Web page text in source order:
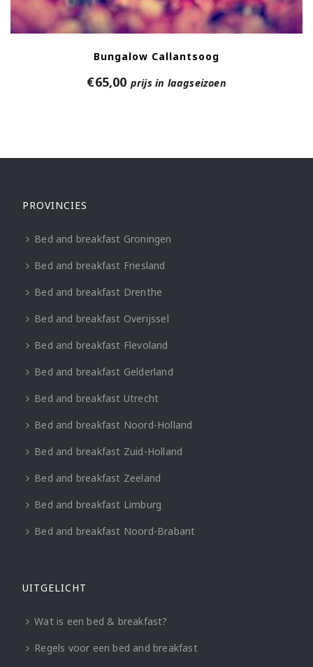
Bungalow Callantsoog
€65,00 prijs in laagseizoen
PROVINCIES
Bed and breakfast Groningen
Bed and breakfast Friesland
Bed and breakfast Drenthe
Bed and breakfast Overijssel
Bed and breakfast Flevoland
Bed and breakfast Gelderland
Bed and breakfast Utrecht
Bed and breakfast Noord-Holland
Bed and breakfast Zuid-Holland
Bed and breakfast Zeeland
Bed and breakfast Limburg
Bed and breakfast Noord-Brabant
UITGELICHT
Wat is een bed & breakfast?
Regels voor een bed and breakfast